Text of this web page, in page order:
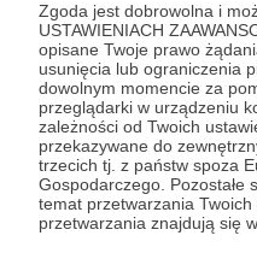
Zgoda jest dobrowolna i
USTAWIENIACH
opisane Twoje prawo
usunięcia lub ograniczenia
dowolnym momencie za
przeglądarki w urządzeniu
zależności od Twoich
przekazywane do
trzecich tj. z państw spoza
Gospodarczego. Pozostałe
temat przetwarzania
przetwarzania znajdują się
Zobacz
Zobacz również